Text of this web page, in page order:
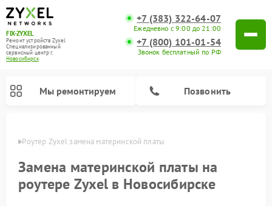
FIX-ZYXEL
Ремонт устройств Zyxel
Специализированный
cервисный центр г.
Новосибирск
+7 (383) 322-64-07
Ежедневно с 9:00 до 21:00
+7 (800) 101-01-54
Звонок бесплатный по РФ
Мы ремонтируем Позвонить
Роутер Zyxel замена материнской платы
Замена материнской платы на
роутере Zyxel в Новосибирске